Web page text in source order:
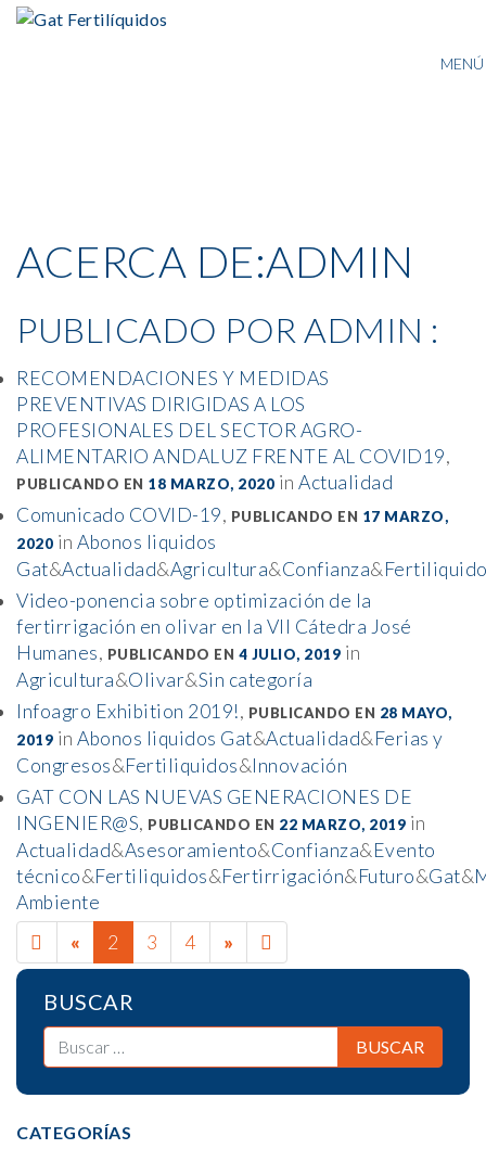
ACERCA DE:ADMIN
PUBLICADO POR ADMIN :
RECOMENDACIONES Y MEDIDAS
PREVENTIVAS DIRIGIDAS A LOS
PROFESIONALES DEL SECTOR AGRO-
ALIMENTARIO ANDALUZ FRENTE AL COVID19,
PUBLICANDO EN 18 MARZO, 2020 in Actualidad
Comunicado COVID-19, PUBLICANDO EN 17 MARZO,
2020 in Abonos liquidos
Gat&Actualidad&Agricultura&Confianza&
Video-ponencia sobre optimización de la
fertirrigación en olivar en la VII Cátedra José
Humanes, PUBLICANDO EN 4 JULIO, 2019 in
Agricultura&Olivar&Sin categoría
Infoagro Exhibition 2019!, PUBLICANDO EN 28 MAYO,
2019 in Abonos liquidos Gat&Actualidad&Ferias y
Congresos&Fertiliquidos&Innovación
GAT CON LAS NUEVAS GENERACIONES DE
INGENIER@S, PUBLICANDO EN 22 MARZO, 2019 in
Actualidad&Asesoramiento&Confianza&Evento
técnico&Fertiliquidos&Fertirrigación&Futuro&Gat&
Ambiente
« PREVIOUS
PAGE
2 3 4 » NEXT
PAGE
BUSCAR
CATEGORÍAS
MENÚ